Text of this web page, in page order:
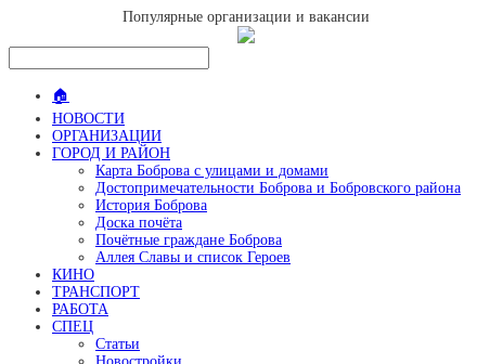
Популярные организации и вакансии
🏠
НОВОСТИ
ОРГАНИЗАЦИИ
ГОРОД И РАЙОН
Карта Боброва с улицами и домами
Достопримечательности Боброва и Бобровского района
История Боброва
Доска почёта
Почётные граждане Боброва
Аллея Славы и список Героев
КИНО
ТРАНСПОРТ
РАБОТА
СПЕЦ
Статьи